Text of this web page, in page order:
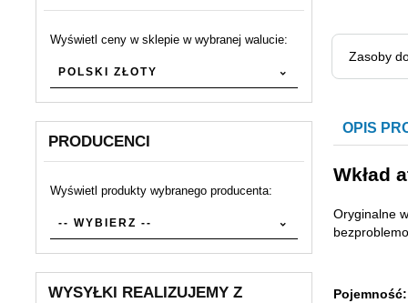
Wyświetl ceny w sklepie w wybranej walucie:
POLSKI ZŁOTY
PRODUCENCI
Wyświetl produkty wybranego producenta:
set_producers
-- WYBIERZ --
WYSYŁKI REALIZUJEMY Z
Zasoby
OPIS
Wkład
Oryginalne
Pojemność: